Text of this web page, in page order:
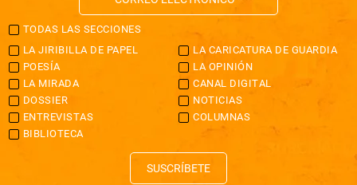
TODAS LAS SECCIONES
LA JIRIBILLA DE PAPEL
LA CARICATURA DE GUARDIA
POESÍA
LA OPINIÓN
LA MIRADA
CANAL DIGITAL
DOSSIER
NOTICIAS
ENTREVISTAS
COLUMNAS
BIBLIOTECA
SUSCRÍBETE